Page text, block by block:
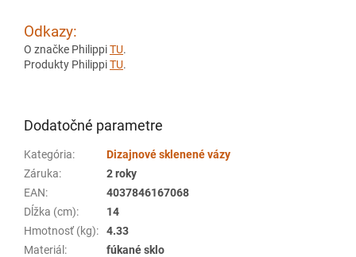
Odkazy:
O značke PhilippiTU.
Produkty PhilippiTU.
Dodatočné parametre
Kategória:
Dizajnové sklenené vázy
Záruka:
2 roky
EAN:
4037846167068
Dĺžka (cm):
14
Hmotnosť (kg):
4.33
Materiál :
fúkané sklo